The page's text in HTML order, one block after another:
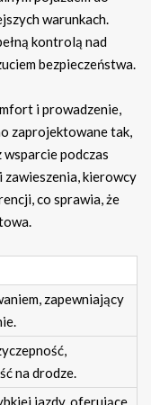
warunkach.
kontrolą nad
bezpieczeństwa.
i prowadzenie,
zaprojektowane tak,
podczas
kierowcy
co sprawia, że
zapewniający
na drodze.